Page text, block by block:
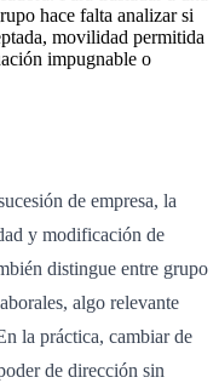
hace falta analizar si
movilidad permitida
impugnable o
de empresa, la
y modificación de
distingue entre grupo
algo relevante
la práctica, cambiar de
de dirección sin